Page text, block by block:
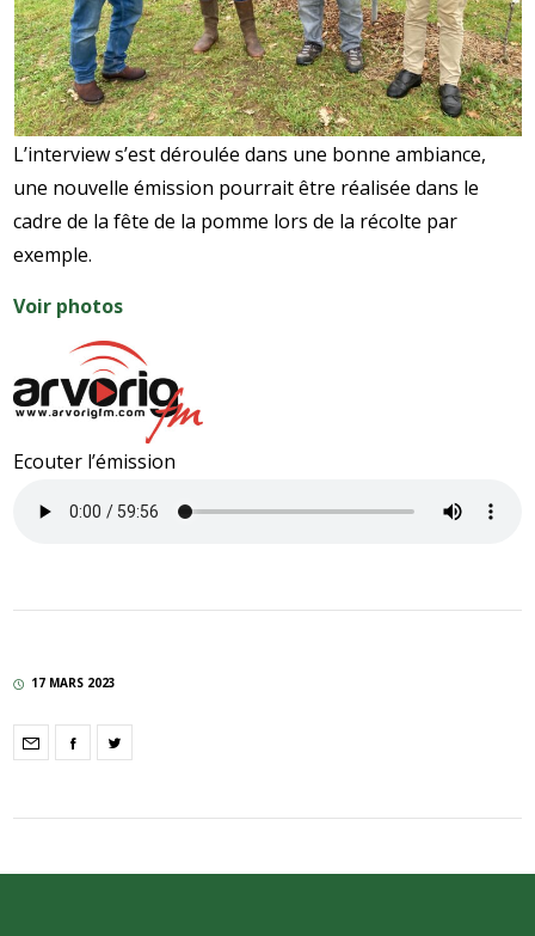
L’interview s’est déroulée dans une bonne ambiance,
une nouvelle émission pourrait être réalisée dans le
cadre de la fête de la pomme lors de la récolte par
exemple.
Voir photos
Ecouter l’émission
17 MARS 2023